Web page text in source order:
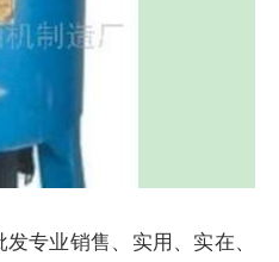
专业销售、实用、实在、